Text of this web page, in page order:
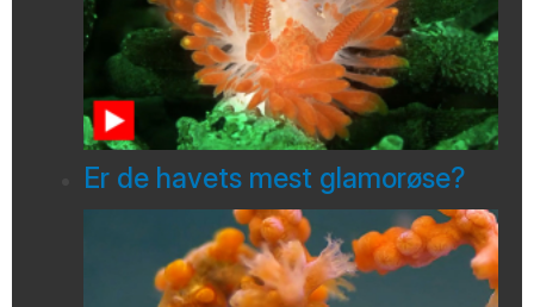
Er de havets mest glamorøse?